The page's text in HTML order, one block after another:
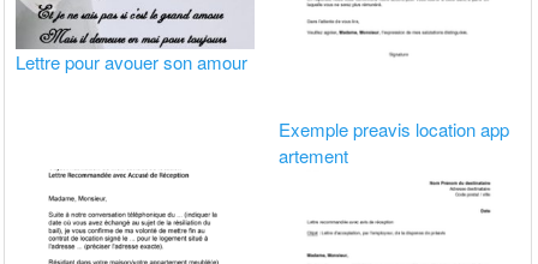
Lettre pour avouer son amour
Exemple preavis location app
artement